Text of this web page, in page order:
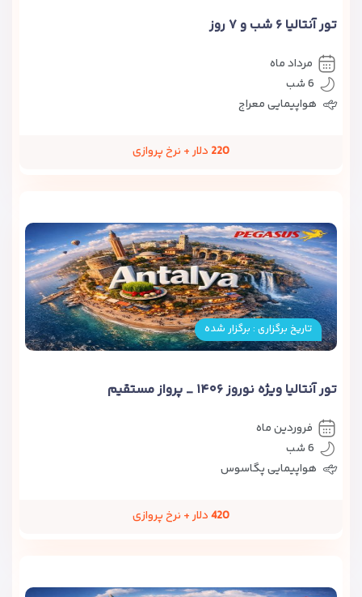
تور آنتالیا ۶ شب و ۷ روز
مرداد ماه
6 شب
هواپیمایی معراج
220 دلار + نرخ پروازی
تاریخ برگزاری : برگزار شده
تور آنتالیا ویژه نوروز ۱۴۰۶ _ پرواز مستقیم
فروردین ماه
6 شب
هواپیمایی پگاسوس
420دلار + نرخ پروازی